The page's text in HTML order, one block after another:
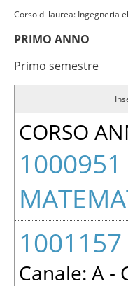
Corso di laurea: Ingegneria
PRIMO ANNO
Primo semestre
CORSO
1000951
Canale: A -